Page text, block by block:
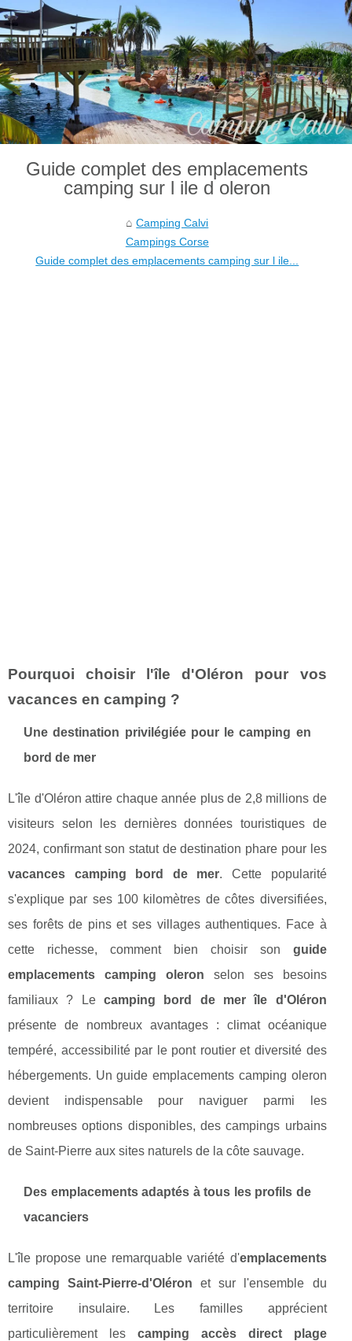
Guide complet des emplacements
camping sur l ile d oleron
Camping Calvi
Campings Corse
Guide complet des emplacements camping sur l ile...
Pourquoi choisir l'île d'Oléron pour vos
vacances en camping ?
Une destination privilégiée pour le camping en
bord de mer
L'île d'Oléron attire chaque année plus de 2,8 millions de
visiteurs selon les dernières données touristiques de
2024, confirmant son statut de destination phare pour les
vacances camping bord de mer. Cette popularité
s'explique par ses 100 kilomètres de côtes diversifiées,
ses forêts de pins et ses villages authentiques. Face à
cette richesse, comment bien choisir son guide
emplacements camping oleron selon ses besoins
familiaux ? Le camping bord de mer île d'Oléron
présente de nombreux avantages : climat océanique
tempéré, accessibilité par le pont routier et diversité des
hébergements. Un guide emplacements camping oleron
devient indispensable pour naviguer parmi les
nombreuses options disponibles, des campings urbains
de Saint-Pierre aux sites naturels de la côte sauvage.
Des emplacements adaptés à tous les profils de
vacanciers
L'île propose une remarquable variété d'emplacements
camping Saint-Pierre-d'Oléron et sur l'ensemble du
territoire insulaire. Les familles apprécient
particulièrement les camping accès direct plage